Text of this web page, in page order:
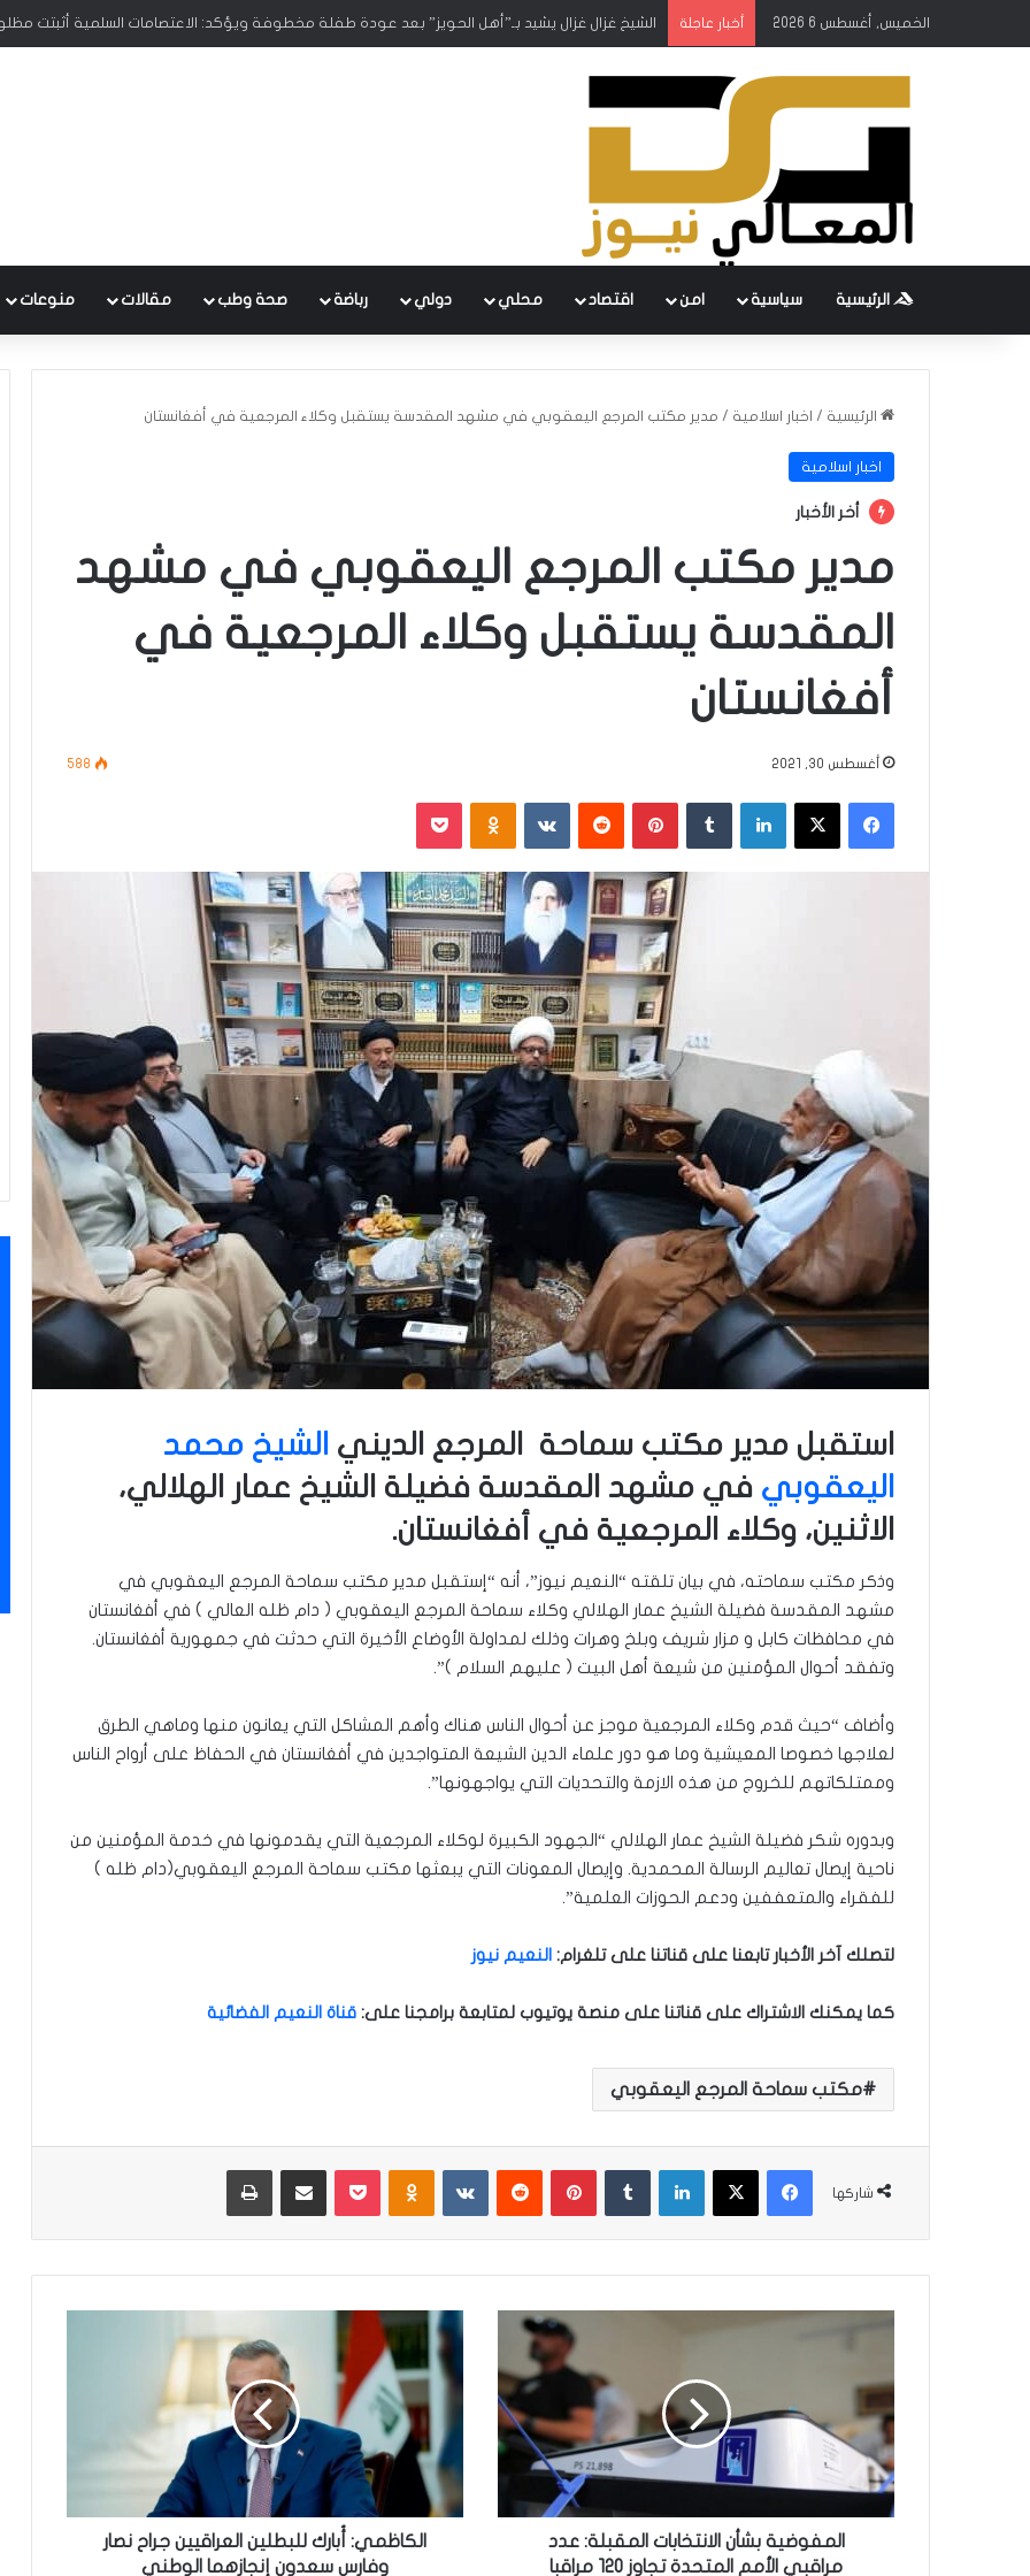
الخميس, أغسطس 6 2026 أخبار عاجلة الشيخ غزال غزال يشيد بـ”أهل الحويز” بعد عودة طفلة مخطوفة ويؤكد: الاعتصامات السلمية أثبتت
الرئيسية سياسية امن اقتصاد محلي دولي رباضة صحة وطب مقالات منوعات
الرئيسية / اخبار اسلامية / مدير مكتب المرجع اليعقوبي في مشهد المقدسة يستقبل وكلاء المرجعية في أفغانستان
اخبار اسلامية
أخر الأخبار
مدير مكتب المرجع اليعقوبي في مشهد
المقدسة يستقبل وكلاء المرجعية في
أفغانستان
أغسطس 30, 2021 588
فيسبوك ‫X لينكدإن بينتيريست ‏VKontakte
استقبل مدير مكتب سماحة المرجع الديني الشيخ محمد
اليعقوبي في مشهد المقدسة فضيلة الشيخ عمار الهلالي،
الاثنين، وكلاء المرجعية في أفغانستان.
وذكر مكتب سماحته، في بيان تلقته “النعيم نيوز”، أنه “إستقبل مدير مكتب سماحة المرجع اليعقوبي في
مشهد المقدسة فضيلة الشيخ عمار الهلالي وكلاء سماحة المرجع اليعقوبي ( دام ظله العالي ) في أفغانستان
في محافظات كابل و مزار شريف وبلخ وهرات وذلك لمداولة الأوضاع الأخيرة التي حدثت في جمهورية أفغانستان.
وتفقد أحوال المؤمنين من شيعة أهل البيت ( عليهم السلام )”.
وأضاف “حيث قدم وكلاء المرجعية موجز عن أحوال الناس هناك وأهم المشاكل التي يعانون منها وماهي الطرق
لعلاجها خصوصا المعيشية وما هو دور علماء الدين الشيعة المتواجدين في أفغانستان في الحفاظ على أرواح الناس
وممتلكاتهم للخروج من هذه الازمة والتحديات التي يواجهونها”.
وبدوره شكر فضيلة الشيخ عمار الهلالي “الجهود الكبيرة لوكلاء المرجعية التي يقدمونها في خدمة المؤمنين من
ناحية إيصال تعاليم الرسالة المحمدية. وإيصال المعونات التي يبعثها مكتب سماحة المرجع اليعقوبي(دام ظله )
للفقراء والمتعففين ودعم الحوزات العلمية”.
لتصلك آخر الأخبار تابعنا على قناتنا على تلغرام: النعيم نيوز
كما يمكنك الاشتراك على قناتنا على منصة يوتيوب لمتابعة برامجنا على: قناة النعيم الفضائية
مكتب سماحة المرجع اليعقوبي
شاركها
فيسبوك ‫X لينكدإن بينتيريست ‏VKontakte
ف
و
ض
ي
ة
ب
المفوضية بشأن الانتخابات المقبلة: عدد
مراقبي الأمم المتحدة تجاوز 120 مراقبا
ي
:
أُ
الكاظمي: أُبارك للبطلين العراقيين جراح نصار
وفارس سعدون إنجازهما الوطني